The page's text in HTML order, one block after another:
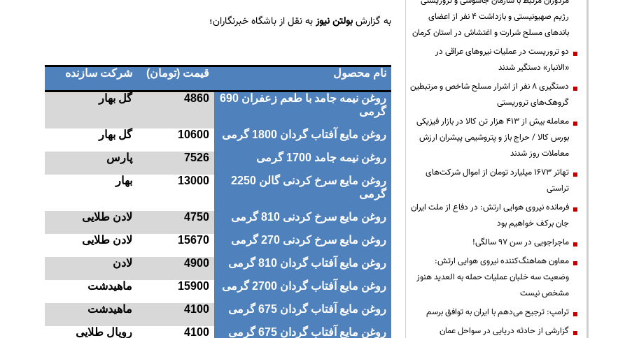
به گزارشبولتن نیوزبه نقل از باشگاه خبرنگاران؛
نام محصول قیمت (تومان) شرکت سازنده
روغن نیمه جامد با طعم زعفران 690
گرمی
4860 گل بهار
روغن مایع آفتاب گردان 1800 گرمی 10600
گل بهار
روغن نیمه جامد 1700 گرمی
7526
پارس
روغن مایع سرخ کردنی گالن 2250
گرمی
13000 بهار
روغن مایع سرخ کردنی 810 گرمی 4750
لادن طلایی
روغن مایع سرخ کردنی 270 گرمی
15670
لادن طلایی
روغن مایع آفتاب گردان 810 گرمی
4900
لادن
روغن مایع آفتاب گردان 2700 گرمی
15900
ماهیدشت
روغن مایع آفتاب گردان 675 گرمی
4100
ماهیدشت
روغن مایع آفتاب گردان 675 گرمی
4100
رویال طلایی
رژیم صهیونیستی و بازداشت ۴ نفر از اعضای
باندهای مسلح شرارت و اغتشاش در استان کرمان
دو تروریست در عملیات نیروهای عراقی در
«الانبار» دستگیر شدند
دستگیری ۸ نفر از اشرار مسلح شاخص و مرتبطین
گروهک‌های تروریستی
معامله بیش از ۴۱۳ هزار تن کالا در بازار فیزیکی
بورس کالا / حراج باز و پتروشیمی پیشران ارزش
معاملات روز شدند
تهاتر ۱۶۷۳ میلیارد تومان از اموال شرکت‌های
تراستی
فرمانده نیروی هوایی ارتش: در دفاع از ملت ایران
جان برکف خواهیم بود
ماجراجویی در سن ۹۷ سالگی!
معاون هماهنگ‌کننده نیروی هوایی ارتش:
وضعیت سه خلبان عملیات حمله به العدید هنوز
مشخص نیست
ترامپ: ترجیح می‌دهم با ایران به توافق برسم
گزارشی از حادثه دریایی در سواحل عمان